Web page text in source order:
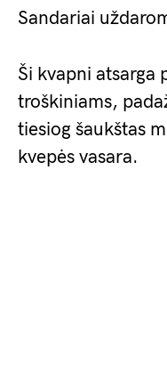
Sandariai
Ši kvapni atsarga
troškiniams,
tiesiog šaukštas
kvepės vasara.